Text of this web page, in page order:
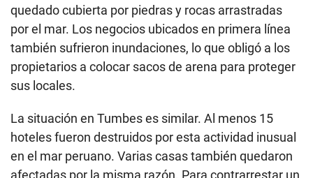
quedado cubierta por piedras y rocas arrastradas
por el mar. Los negocios ubicados en primera línea
también sufrieron inundaciones, lo que obligó a los
propietarios a colocar sacos de arena para proteger
sus locales.
La situación en Tumbes es similar. Al menos 15
hoteles fueron destruidos por esta actividad inusual
en el mar peruano. Varias casas también quedaron
afectadas por la misma razón. Para contrarrestar un